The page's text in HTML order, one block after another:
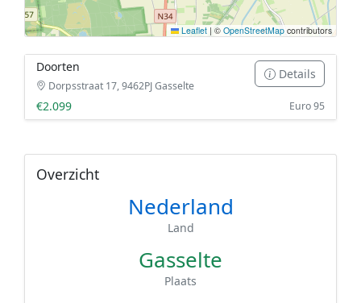
Leaflet | © OpenStreetMap contributors
Doorten
Dorpsstraat 17, 9462PJ Gasselte
Details
€2.099 Euro 95
Overzicht
Nederland
Land
Gasselte
Plaats